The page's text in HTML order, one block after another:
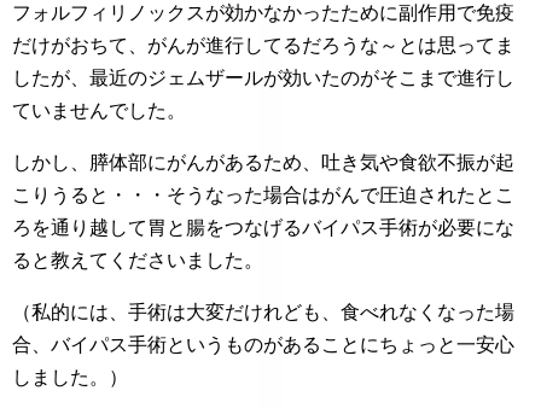
フォルフィリノックスが効かなかったために副作用で免疫
だけがおちて、がんが進行してるだろうな～とは思ってま
したが、最近のジェムザールが効いたのがそこまで進行し
ていませんでした。
しかし、膵体部にがんがあるため、吐き気や食欲不振が起
こりうると・・・そうなった場合はがんで圧迫されたとこ
ろを通り越して胃と腸をつなげるバイパス手術が必要にな
ると教えてくださいました。
（私的には、手術は大変だけれども、食べれなくなった場
合、バイパス手術というものがあることにちょっと一安心
しました。）